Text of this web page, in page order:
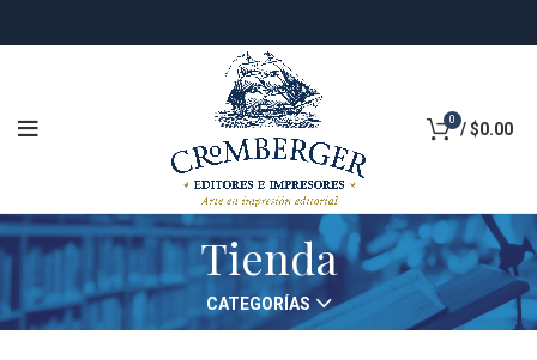
0 /$0.00
Tienda
CATEGORÍAS